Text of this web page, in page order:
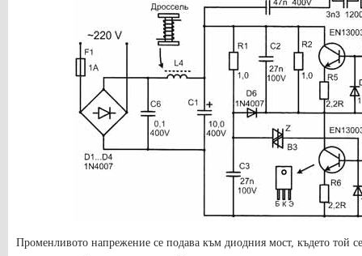
Променливото напрежение се подава към диодния мост, където той